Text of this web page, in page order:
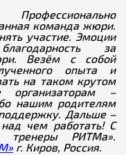
команда жюри.
участие. Эмоции
за
Везём с собой
опыта и
на таком крутом
организаторам –
нашим родителям
Дальше –
чем работать! С
тренеры РИТМа».
г. Киров, Россия.